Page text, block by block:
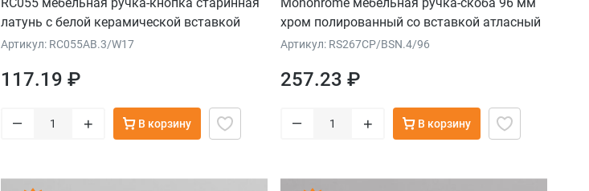
RC055 мебельная ручка-кнопка старинная
латунь с белой керамической вставкой
Артикул: RC055AB.3/W17
117.19 ₽
– + В корзину
Monohrome мебельная ручка-скоба 96 мм
хром полированный со вставкой атласный
никель
Артикул: RS267CP/BSN.4/96
257.23 ₽
– + В корзину